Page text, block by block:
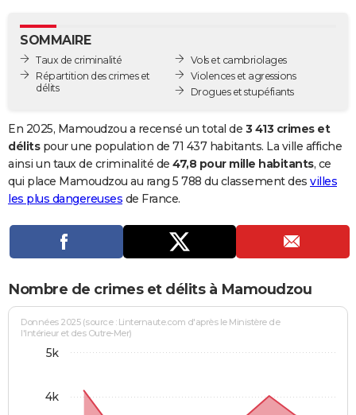
GUIDES D'ACHAT
BONS PLANS
Carte de Noël
Carte Bonne année
Carte Saint-Valentin
Carte Pâques
Carte d'anniversaire
DICTIONNAIRE
Dictionnaire
Biographies
Citations
Expressions
Proverbes
PROGRAMME TV
Se connecter
Entreprises
Service militaire
Avis de recherche
AVIS DE DÉCÈS
Bricolage
Lifestyle
Culture
Sport
Auto
Television
Voyage
Cinema
SOMMAIRE
Taux de criminalité
Répartition des crimes et
délits
Vols et cambriolages
Violences et agressions
Drogues et stupéfiants
En 2025, Mamoudzou a recensé un total de 3 413 crimes et
délitspour une population de 71 437 habitants. La ville affiche
ainsi un taux de criminalité de 47,8 pour mille habitants, ce
qui place Mamoudzou au rang 5 788 du classement des villes
les plus dangereuses de France.
Nombre de crimes et délits à Mamoudzou
Données 2025 (source : Linternaute.com d'après le Ministère de
l'Intérieur et des Outre-Mer)
4k
5k